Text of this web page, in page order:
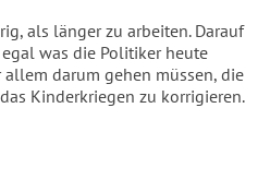
als länger zu arbeiten. Darauf
was die Politiker heute
darum gehen müssen, die
Kinderkriegen zu korrigieren.